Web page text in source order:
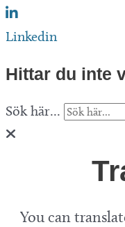
Linkedin
Hittar du inte
Sök här...
You can